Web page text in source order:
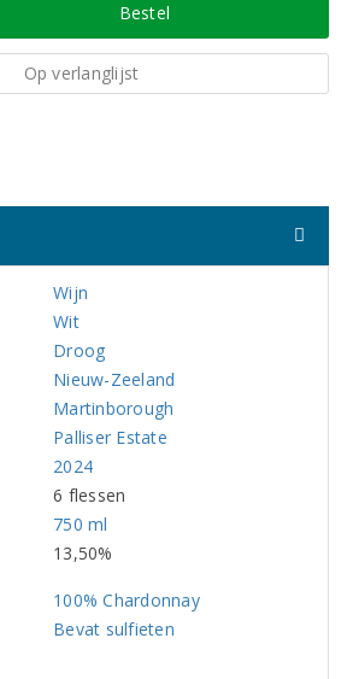
Bestel
Op verlanglijst
Wijn
Wit
Droog
Nieuw-Zeeland
Martinborough
Palliser Estate
2024
6 flessen
750 ml
13,50%
100% Chardonnay
Bevat sulfieten